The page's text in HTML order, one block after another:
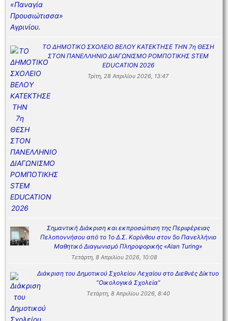
ΤΟ ΔΗΜΟΤΙΚΟ ΣΧΟΛΕΙΟ ΒΕΛΟΥ ΚΑΤΕΚΤΗΣΕ ΤΗΝ 7η ΘΕΣΗ
ΣΤΟΝ ΠΑΝΕΛΛΗΝΙΟ ΔΙΑΓΩΝΙΣΜΟ ΡΟΜΠΟΤΙΚΗΣ STEM
EDUCATION 2026
Τρίτη, 28 Απριλίου 2026, 13:47
Σημαντική Διάκριση και εκπροσώπιση της Περιφέρειας
Πελοποννήσου από το 1ο Δ.Σ. Κορίνθου στον 5ο Πανελλήνιο
Μαθητικό Διαγωνισμό Πληροφορικής «Alan Turing»
Τετάρτη, 8 Απριλίου 2026, 10:08
Διάκριση του Δημοτικού Σχολείου Λεχαίου στο Διεθνές Δίκτυο
“Οικολογικά Σχολεία”
Τετάρτη, 8 Απριλίου 2026, 8:40